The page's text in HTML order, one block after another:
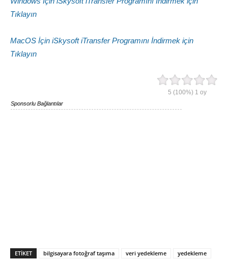
Tıklayın
MacOS İçin iSkysoft iTransfer Programını İndirmek için
Tıklayın
5 (100%) 1 oy
Sponsorlu Bağlantılar
ETIKET bilgisayara fotoğraf taşıma veri yedekleme yedekleme